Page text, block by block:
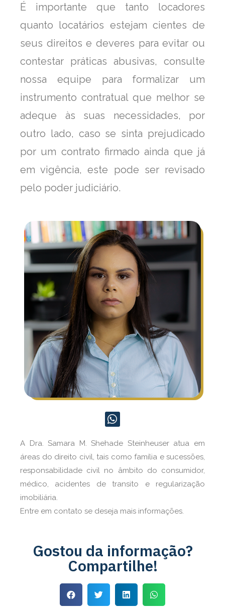
É importante que tanto locadores
quanto locatários estejam cientes de
seus direitos e deveres para evitar ou
contestar práticas abusivas, consulte
nossa equipe para formalizar um
instrumento contratual que melhor se
adeque às suas necessidades, por
outro lado, caso se sinta prejudicado
por um contrato firmado ainda que já
em vigência, este pode ser revisado
pelo poder judiciário.
A Dra. Samara M. Shehade Steinheuser atua em
áreas do direito civil, tais como família e sucessões,
responsabilidade civil no âmbito do consumidor,
médico, acidentes de transito e regularização
imobiliária.
Entre em contato se deseja mais informações.
Gostou da informação?
Compartilhe!